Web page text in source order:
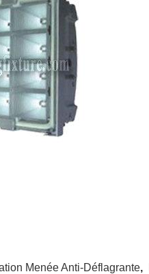
Menée Anti-Déflagrante,